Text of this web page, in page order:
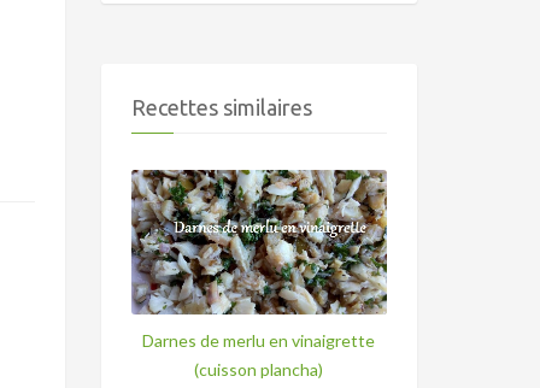
Recettes similaires
Darnes de merlu en vinaigrette
(cuisson plancha)